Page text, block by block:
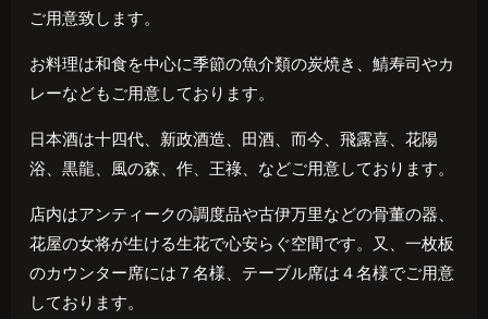
ご用意致します。
お料理は和食を中心に季節の魚介類の炭焼き、鯖寿司やカ
レーなどもご用意しております。
日本酒は十四代、新政酒造、田酒、而今、飛露喜、花陽
浴、黒龍、風の森、作、王祿、などご用意しております。
店内はアンティークの調度品や古伊万里などの骨董の器、
花屋の女将が生ける生花で心安らぐ空間です。又、一枚板
のカウンター席には７名様、テーブル席は４名様でご用意
しております。